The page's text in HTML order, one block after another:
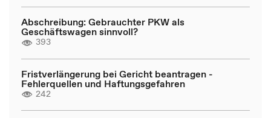
Abschreibung: Gebrauchter PKW als
Geschäftswagen sinnvoll?
393
Fristverlängerung bei Gericht beantragen -
Fehlerquellen und Haftungsgefahren
242